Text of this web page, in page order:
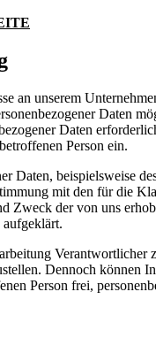
an unserem
Daten
Daten
Person ein.
Daten, beispielsweise
mit den für die
der von uns
aufgeklärt.
Verantwortlicher
Dennoch können
Person frei,